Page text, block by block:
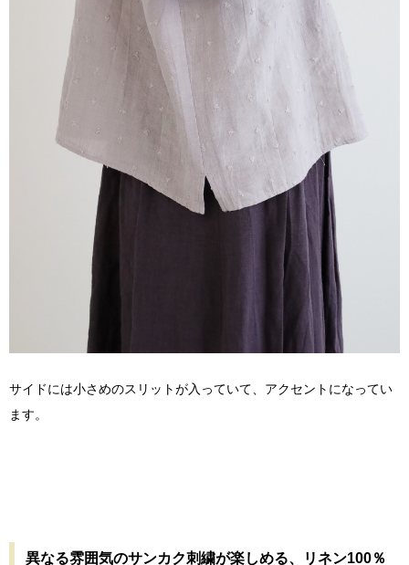
サイドには小さめのスリットが入っていて、アクセントになってい
ます。
異なる雰囲気のサンカク刺繍が楽しめる、リネン100％